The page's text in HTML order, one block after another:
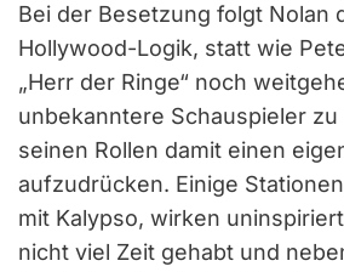
Bei der Besetzung folgt Nolan
Hollywood-Logik, statt wie
„Herr der Ringe“ noch
unbekanntere Schauspieler
seinen Rollen damit einen
aufzudrücken. Einige
mit Kalypso, wirken
nicht viel Zeit gehabt und